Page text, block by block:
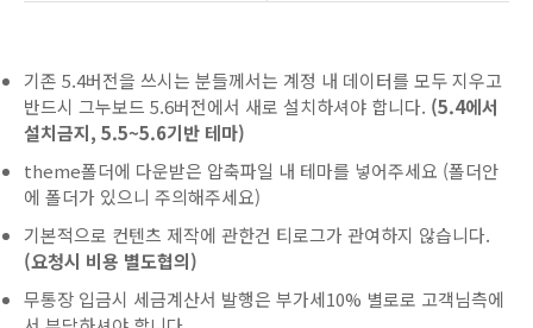
기존 5.4버전을 쓰시는 분들께서는 계정 내 데이터를 모두 지우고
반드시 그누보드 5.6버전에서 새로 설치하셔야 합니다. (5.4에서
설치금지, 5.5~5.6기반 테마)
theme폴더에 다운받은 압축파일 내 테마를 넣어주세요 (폴더안
에 폴더가 있으니 주의해주세요)
기본적으로 컨텐츠 제작에 관한건 티로그가 관여하지 않습니다.
(요청시 비용 별도협의)
무통장 입금시 세금계산서 발행은 부가세10% 별로로 고객님측에